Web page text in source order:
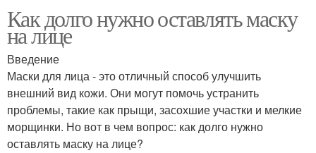
Как долго нужно оставлять маску
на лице
Введение
Маски для лица - это отличный способ улучшить
внешний вид кожи. Они могут помочь устранить
проблемы, такие как прыщи, засохшие участки и мелкие
морщинки. Но вот в чем вопрос: как долго нужно
оставлять маску на лице?